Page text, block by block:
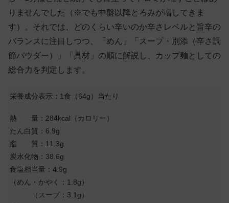
りませんでした（※でも中盤以降とろみが増してきま
す）。それでは、どのくらい辛いのか辛さレベルと旨辛の
バランスに注目しつつ、「めん」「スープ・別添（辛さ調
節パウダー）」「具材」の順に解説し、カップ麺としての
総合力を判定します。
栄養成分表示：1食（64g）当たり
熱 量：284kcal（カロリー）
たん白質：6.9g
脂 質：11.3g
炭水化物：38.6g
食塩相当量：4.9g
（めん・かやく：1.8g）
（スープ：3.1g）